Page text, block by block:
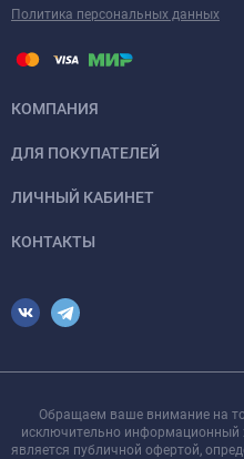
Политика персональных данных
КОМПАНИЯ
ДЛЯ ПОКУПАТЕЛЕЙ
ЛИЧНЫЙ КАБИНЕТ
КОНТАКТЫ
Обращаем ваше внимание на
исключительно информационный
является публичной офертой,